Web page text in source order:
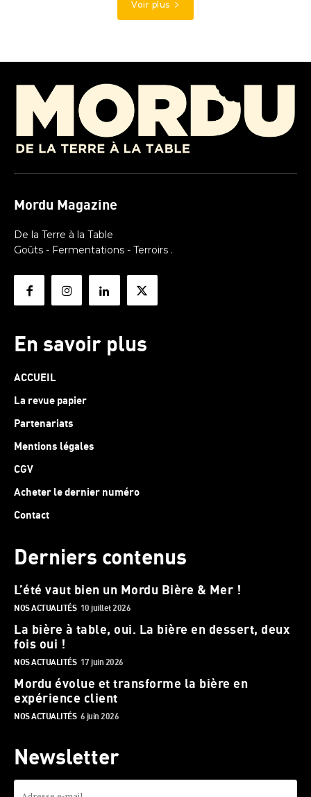
Voir plus
Mordu Magazine
De la Terre à la Table
Goûts - Fermentations - Terroirs .
En savoir plus
ACCUEIL
La revue papier
Partenariats
Mentions légales
CGV
Acheter le dernier numéro
Contact
Derniers contenus
L’été vaut bien un Mordu Bière & Mer !
NOS ACTUALITÉS 10 juillet 2026
La bière à table, oui. La bière en dessert, deux
fois oui !
NOS ACTUALITÉS 17 juin 2026
Mordu évolue et transforme la bière en
expérience client
NOS ACTUALITÉS 6 juin 2026
Newsletter